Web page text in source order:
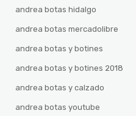
andrea botas hidalgo
andrea botas mercadolibre
andrea botas y botines
andrea botas y botines 2018
andrea botas y calzado
andrea botas youtube